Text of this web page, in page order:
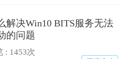
解决Win10 BITS服务无法
的问题
: 1453次